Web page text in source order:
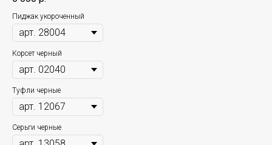
Пиджак укороченный
Корсет черный
Туфли черные
Серьги черные